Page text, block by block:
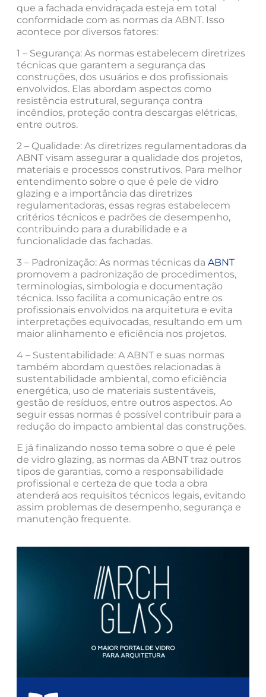
que a fachada envidraçada esteja em total
conformidade com as normas da ABNT. Isso
acontece por diversos fatores:
1 – Segurança: As normas estabelecem diretrizes
técnicas que garantem a segurança das
construções, dos usuários e dos profissionais
envolvidos. Elas abordam aspectos como
resistência estrutural, segurança contra
incêndios, proteção contra descargas elétricas,
entre outros.
2 – Qualidade: As diretrizes regulamentadoras da
ABNT visam assegurar a qualidade dos projetos,
materiais e processos construtivos. Para melhor
entendimento sobre o que é pele de vidro
glazing e a importância das diretrizes
regulamentadoras, essas regras estabelecem
critérios técnicos e padrões de desempenho,
contribuindo para a durabilidade e a
funcionalidade das fachadas.
3 – Padronização: As normas técnicas da ABNT
promovem a padronização de procedimentos,
terminologias, simbologia e documentação
técnica. Isso facilita a comunicação entre os
profissionais envolvidos na arquitetura e evita
interpretações equivocadas, resultando em um
maior alinhamento e eficiência nos projetos.
4 – Sustentabilidade: A ABNT e suas normas
também abordam questões relacionadas à
sustentabilidade ambiental, como eficiência
energética, uso de materiais sustentáveis,
gestão de resíduos, entre outros aspectos. Ao
seguir essas normas é possível contribuir para a
redução do impacto ambiental das construções.
E já finalizando nosso tema sobre o que é pele
de vidro glazing, as normas da ABNT traz outros
tipos de garantias, como a responsabilidade
profissional e certeza de que toda a obra
atenderá aos requisitos técnicos legais, evitando
assim problemas de desempenho, segurança e
manutenção frequente.